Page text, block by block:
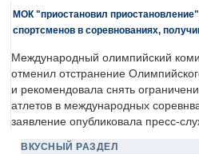
МОК "приостановил
спортсменов в соревнованиях,
Международный олимпийский
отменил отстранение
и рекомендовала снять
атлетов в международных
заявление опубликовала пресс-
ВКУСНЫЙ РАЗДЕЛ